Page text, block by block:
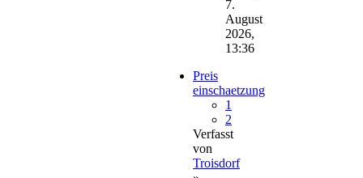
7.
August
2026,
13:36
Preis
einschaetzung
1
2
Verfasst
von
Troisdorf